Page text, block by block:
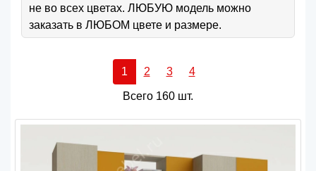
не во всех цветах. ЛЮБУЮ модель можно
заказать в ЛЮБОМ цвете и размере.
1 2 3 4
Всего 160 шт.